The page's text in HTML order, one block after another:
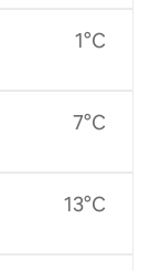
1°C
7°C
13°C